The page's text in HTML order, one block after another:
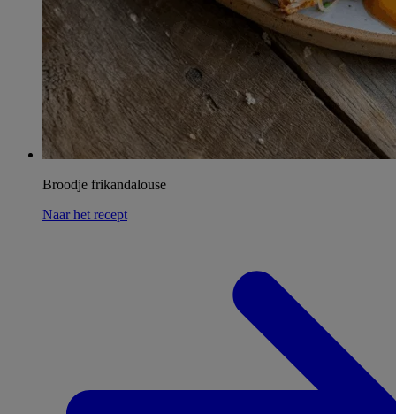
Broodje frikandalouse
Naar het recept